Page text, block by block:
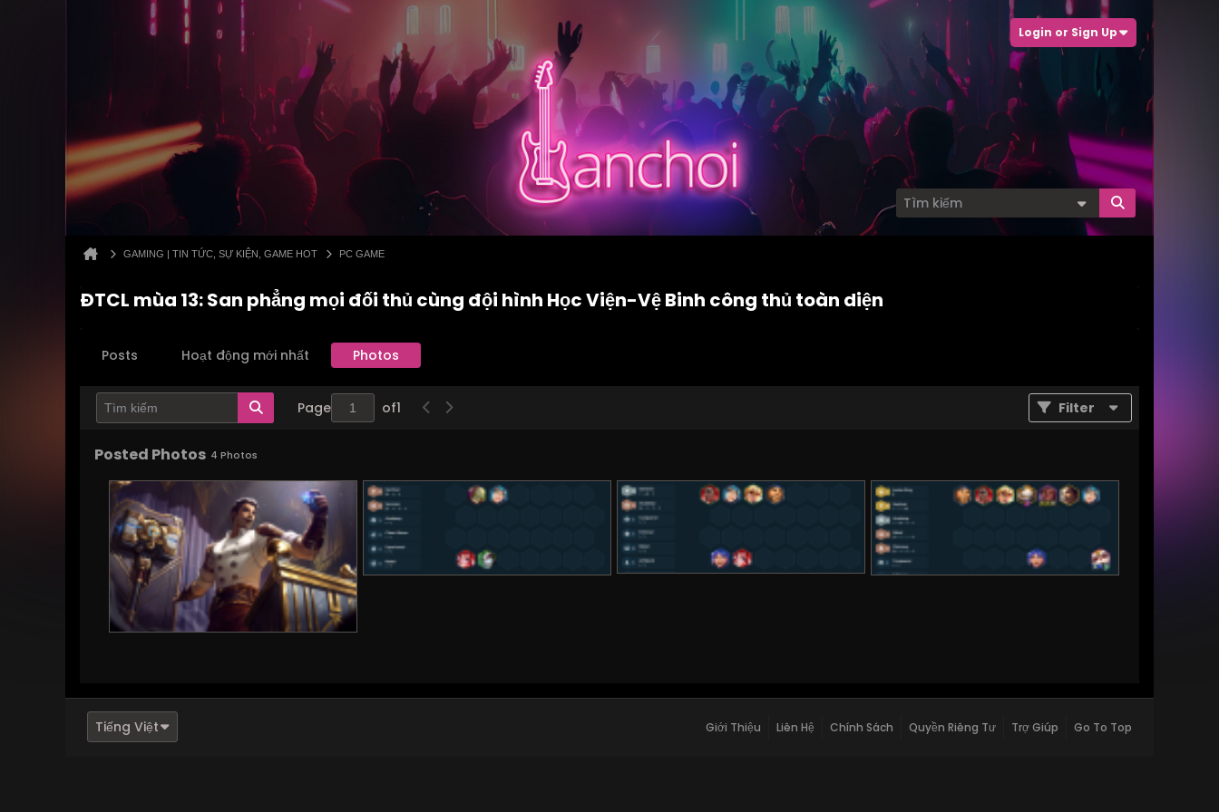
Login or Sign Up
GAMING | TIN TỨC, SỰ KIỆN, GAME HOT PC GAME
ĐTCL mùa 13: San phẳng mọi đối thủ cùng đội hình Học Viện-Vệ Binh công thủ toàn diện
Posts Hoạt động mới nhất Photos
Page of1 Filter
Posted Photos 4 Photos
Tiếng Việt Giới Thiệu Liên Hệ Chính Sách Quyền Riêng Tư Trợ Giúp Go To Top